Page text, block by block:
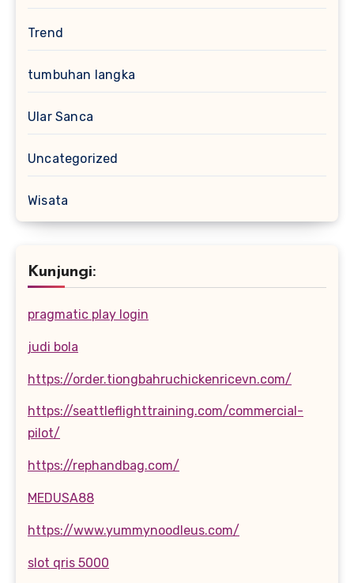
Trend
tumbuhan langka
Ular Sanca
Uncategorized
Wisata
Kunjungi:
pragmatic play login
judi bola
https://order.tiongbahruchickenricevn.com/
https://seattleflighttraining.com/commercial-
pilot/
https://rephandbag.com/
MEDUSA88
https://www.yummynoodleus.com/
slot qris 5000